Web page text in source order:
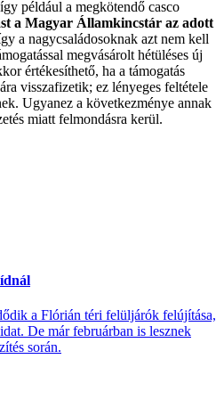
például a megkötendő casco
a Magyar Államkincstár az adott
a nagycsaládosoknak azt nem kell
megvásárolt hétüléses új
értékesíthető, ha a támogatás
visszafizetik; ez lényeges feltétele
Ugyanez a következménye annak
miatt felmondásra kerül.
a Flórián téri felüljárók felújítása,
De már februárban is lesznek
során.